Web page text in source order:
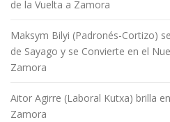
de la Vuelta a Zamora
Maksym Bilyi (Padronés-Cortizo)
de Sayago y se Convierte en el
Zamora
Aitor Agirre (Laboral Kutxa) brilla
Zamora